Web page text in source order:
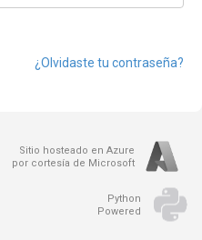
¿Olvidaste tu contraseña?
Sitio hosteado en Azure
por cortesía de Microsoft
Python
Powered